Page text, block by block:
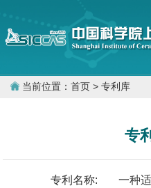
当前位置： 首页 > 专利库
专
专利名称:
一种